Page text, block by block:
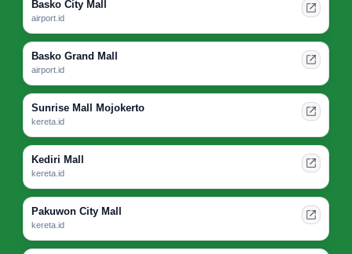
Basko City Mall
airport.id
Basko Grand Mall
airport.id
Sunrise Mall Mojokerto
kereta.id
Kediri Mall
kereta.id
Pakuwon City Mall
kereta.id